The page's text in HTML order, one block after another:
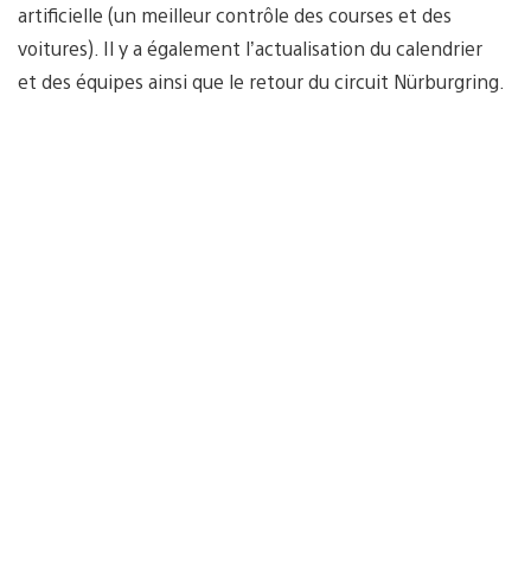
artificielle (un meilleur contrôle des courses et des
voitures). Il y a également l’actualisation du calendrier
et des équipes ainsi que le retour du circuit Nürburgring.